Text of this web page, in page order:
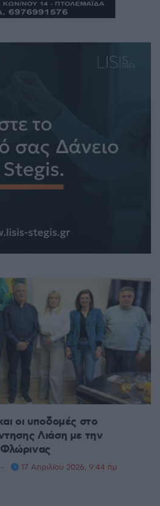
οι υποδομές στο
Λιάση με την
17 Απριλίου 2026, 9:44 πμ